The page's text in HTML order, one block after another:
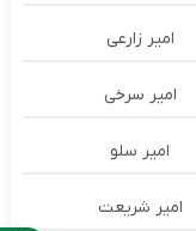
امیر زارعی
امیر سرخی
امیر سلو
امیر شریعت